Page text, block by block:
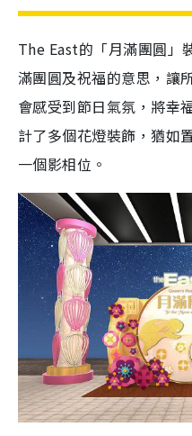
The East的「月滿團圓」
滿團圓及祝福的意思，讓
會感受到節日氣氛，將幸
計了多個花燈裝飾，猶如
一個影相位。